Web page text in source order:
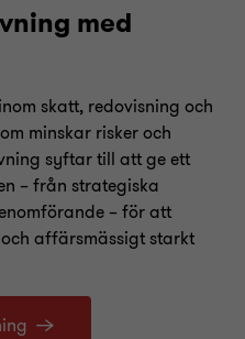
med
skatt, redovisning och
minskar risker och
syftar till att ge ett
– från strategiska
– för att
affärsmässigt starkt